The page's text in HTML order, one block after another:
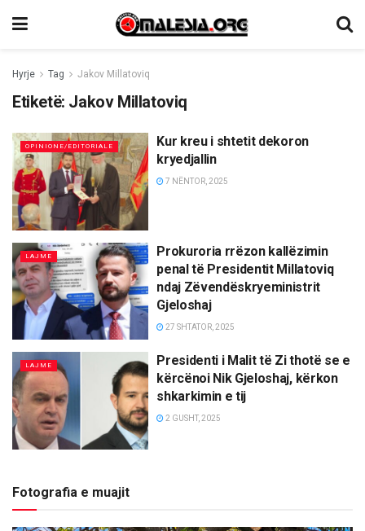
Hyrje Tag Jakov Millatoviq
Etiketë: Jakov Millatoviq
OPINIONE/EDITORIALE
Kur kreu i shtetit dekoron
kryedjallin
7 NËNTOR, 2025
LAJME
Prokuroria rrëzon kallëzimin
penal të Presidentit Millatoviq
ndaj Zëvendëskryeministrit
Gjeloshaj
27 SHTATOR, 2025
LAJME
Presidenti i Malit të Zi thotë se e
kërcënoi Nik Gjeloshaj, kërkon
shkarkimin e tij
2 GUSHT, 2025
Fotografia e muajit